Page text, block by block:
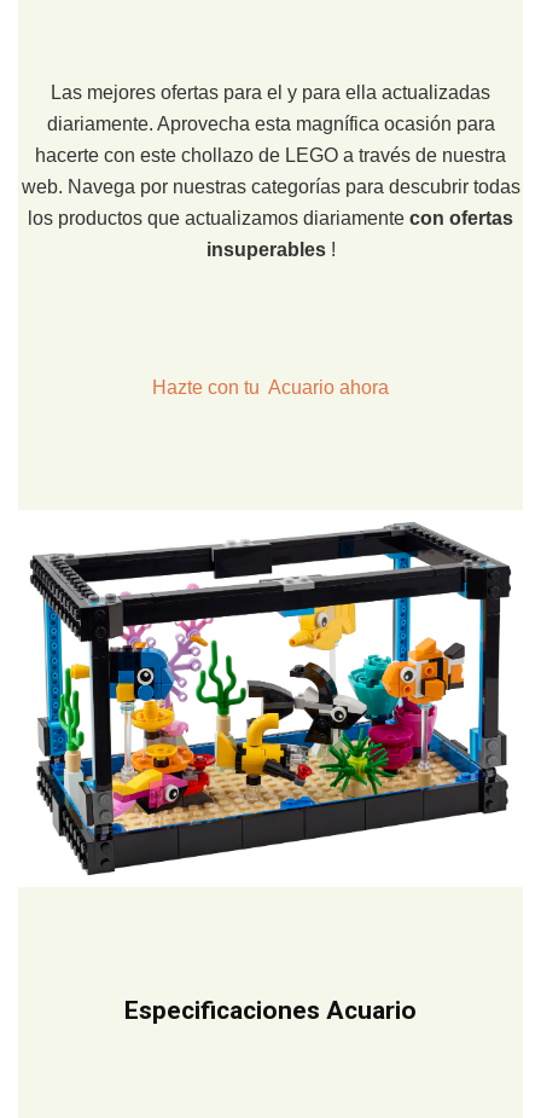
Las mejores ofertas para el y para ella actualizadas
diariamente. Aprovecha esta magnífica ocasión para
hacerte con este chollazo de LEGO a través de nuestra
web. Navega por nuestras categorías para descubrir todas
los productos que actualizamos diariamente con ofertas
insuperables!
Hazte con tu Acuario ahora
Especificaciones Acuario